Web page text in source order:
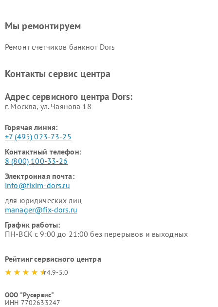
Мы ремонтируем
Ремонт счетчиков банкнот Dors
Контакты сервис центра
Адрес сервисного центра Dors:
г. Москва, ул. Чаянова 18
Горячая линия:
+7 (495) 023-73-25
Контактный телефон:
8 (800) 100-33-26
Электронная почта:
info@fixim-dors.ru
для юридических лиц
manager@fix-dors.ru
График работы:
ПН-ВСК с 9:00 до 21:00 без перерывов и выходных
Рейтинг сервисного центра
4.9-5.0
ООО "Русервис"
ИНН 7702633247